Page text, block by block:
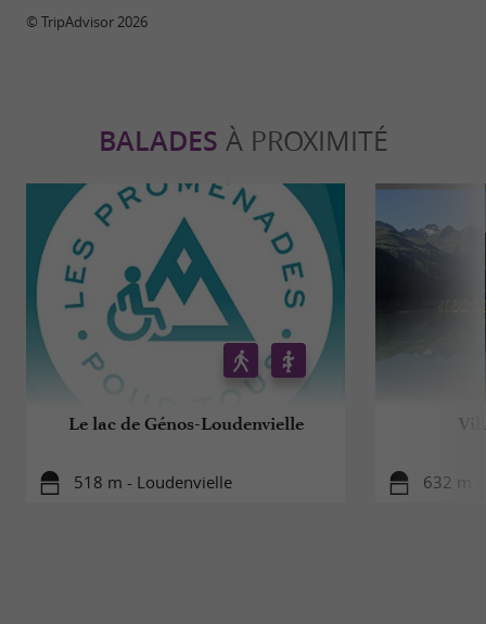
© TripAdvisor 2026
BALADES À PROXIMITÉ
Le lac de Génos-Loudenvielle
518 m - Loudenvielle 632 m -